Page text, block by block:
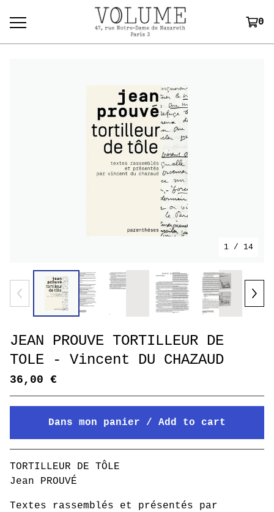
0
1 / 14
JEAN PROUVE TORTILLEUR DE
TOLE - Vincent DU CHAZAUD
36,00 €
Dans mon panier / Add to cart
Mon panier / Go to cart
TORTILLEUR DE TÔLE
Jean PROUVÉ
Textes rassemblés et présentés par